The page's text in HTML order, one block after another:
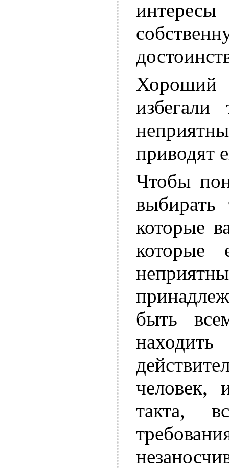
избегали
приводят
Чтобы
выбирать
которые
которые
быть
такта,